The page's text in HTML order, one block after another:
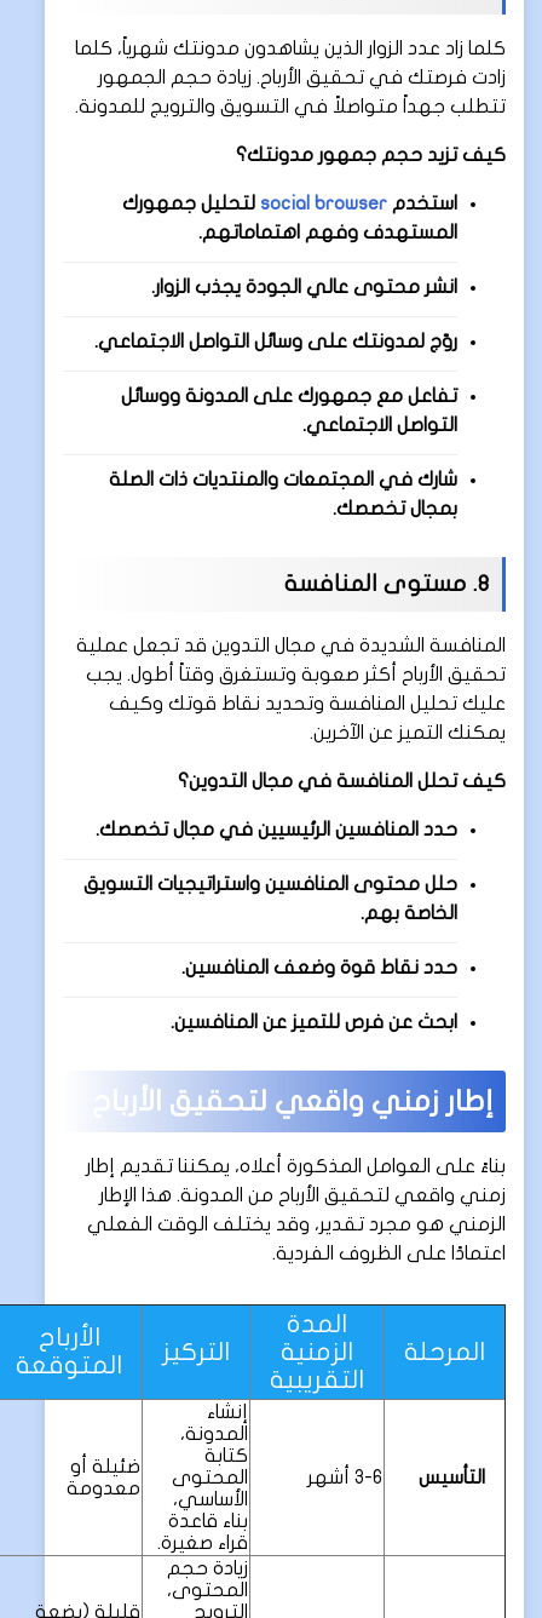
كلما زاد عدد الزوار الذين يشاهدون مدونتك شهرياً، كلما
زادت فرصتك في تحقيق الأرباح. زيادة حجم الجمهور
تتطلب جهداً متواصلاً في التسويق والترويج للمدونة.
كيف تزيد حجم جمهور مدونتك؟
استخدم social browserلتحليل جمهورك
المستهدف وفهم اهتماماتهم.
انشر محتوى عالي الجودة يجذب الزوار.
روّج لمدونتك على وسائل التواصل الاجتماعي.
تفاعل مع جمهورك على المدونة ووسائل
التواصل الاجتماعي.
شارك في المجتمعات والمنتديات ذات الصلة
بمجال تخصصك.
8. مستوى المنافسة
المنافسة الشديدة في مجال التدوين قد تجعل عملية
تحقيق الأرباح أكثر صعوبة وتستغرق وقتاً أطول. يجب
عليك تحليل المنافسة وتحديد نقاط قوتك وكيف
يمكنك التميز عن الآخرين.
كيف تحلل المنافسة في مجال التدوين؟
حدد المنافسين الرئيسيين في مجال تخصصك.
حلل محتوى المنافسين واستراتيجيات التسويق
الخاصة بهم.
حدد نقاط قوة وضعف المنافسين.
ابحث عن فرص للتميز عن المنافسين.
إطار زمني واقعي لتحقيق الأرباح
بناءً على العوامل المذكورة أعلاه، يمكننا تقديم إطار
زمني واقعي لتحقيق الأرباح من المدونة. هذا الإطار
الزمني هو مجرد تقدير، وقد يختلف الوقت الفعلي
اعتمادًا على الظروف الفردية.
المرحلة
المدة
الزمنية
التقريبية
التركيز
الأرباح
المتوقعة
التأسيس 3-6 أشهر
إنشاء
المدونة،
كتابة
المحتوى
الأساسي،
بناء قاعدة
قراء صغيرة.
ضئيلة أو
معدومة
زيادة حجم
المحتوى،
الترويج
قليلة (بضعة